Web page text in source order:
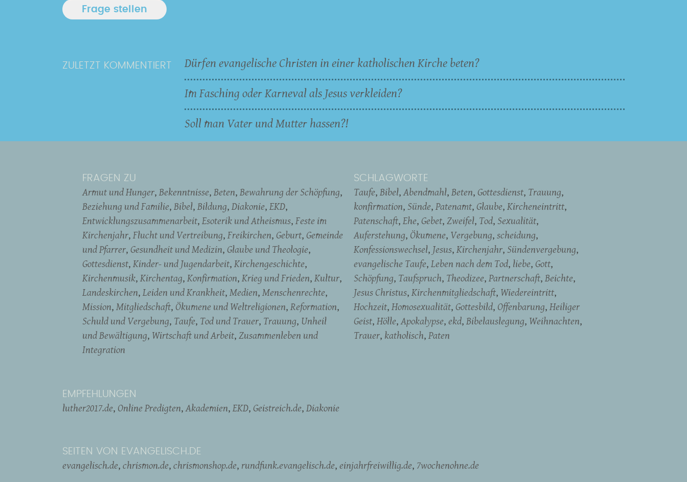
ZULETZT KOMMENTIERT
Dürfen evangelische Christen in einer katholischen Kirche beten?
Im Fasching oder Karneval als Jesus verkleiden?
Soll man Vater und Mutter hassen?!
FRAGEN ZU
Armut und Hunger Bekenntnisse Beten Bewahrung der Schöpfung
Beziehung und Familie Bibel Bildung Diakonie EKD
Entwicklungszusammenarbeit Esoterik und Atheismus Feste im
Kirchenjahr Flucht und Vertreibung Freikirchen Geburt Gemeinde
und Pfarrer Gesundheit und Medizin Glaube und Theologie
Gottesdienst Kinder- und Jugendarbeit Kirchengeschichte
Kirchenmusik Kirchentag Konfirmation Krieg und Frieden Kultur
Landeskirchen Leiden und Krankheit Medien Menschenrechte
Mission Mitgliedschaft Ökumene und Weltreligionen Reformation
Schuld und Vergebung Taufe Tod und Trauer Trauung Unheil
und Bewältigung Wirtschaft und Arbeit Zusammenleben und
Integration
SCHLAGWORTE
Taufe Bibel Abendmahl Beten Gottesdienst Trauung
konfirmation Sünde Patenamt Glaube Kircheneintritt
Patenschaft Ehe Gebet Zweifel Tod Sexualität
Auferstehung Ökumene Vergebung scheidung
Konfessionswechsel Jesus Kirchenjahr Sündenvergebung
evangelische Taufe Leben nach dem Tod liebe Gott
Schöpfung Taufspruch Theodizee Partnerschaft Beichte
Jesus Christus Kirchenmitgliedschaft Wiedereintritt
Hochzeit Homosexualität Gottesbild Offenbarung Heiliger
Geist Hölle Apokalypse ekd Bibelauslegung Weihnachten
Trauer katholisch Paten
EMPFEHLUNGEN
luther2017.de Online Predigten Akademien EKD Geistreich.de Diakonie
SEITEN VON EVANGELISCH.DE
evangelisch.de chrismon.de chrismonshop.de rundfunk.evangelisch.de einjahrfreiwillig.de 7wochenohne.de